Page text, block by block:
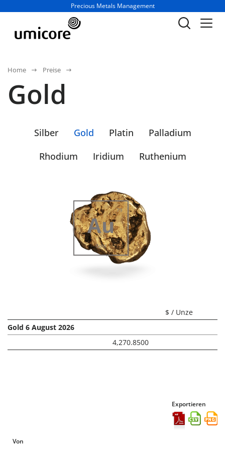
Geschäftsbereich / Abteilung:
Precious Metals Management
Home Preise
Gold
Silber Gold Platin
Palladium
Rhodium
Iridium Ruthenium
79
Au
Gold
$ / Unze
Gold 6 August 2026
4,270.8500
Exportieren
Von